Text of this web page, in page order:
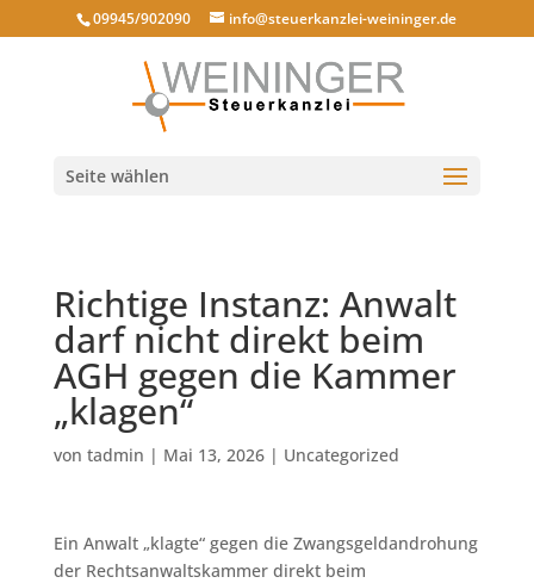
09945/902090 info@steuerkanzlei-weininger.de
Seite wählen
Richtige Instanz: Anwalt
darf nicht direkt beim
AGH gegen die Kammer
„klagen“
von tadmin | Mai 13, 2026| Uncategorized
Ein Anwalt „klagte“ gegen die Zwangsgeldandrohung
der Rechtsanwaltskammer direkt beim